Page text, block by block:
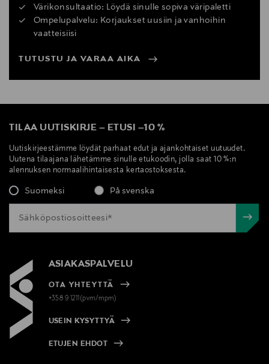
Värikonsultaatio: Löydä sinulle sopiva väripaletti
Ompelupalvelu: Korjaukset uusiin ja vanhoihin
vaatteisiisi
TUTUSTU JA VARAA AIKA
TILAA UUTISKIRJE – ETUSI –10 %
Uutiskirjeestämme löydät parhaat edut ja ajankohtaiset uutuudet.
Uutena tilaajana lähetämme sinulle etukoodin, jolla saat 10 %:n
alennuksen normaalihintaisesta kertaostoksesta.
Suomeksi På svenska
ASIAKASPALVELU
OTA YHTEYTTÄ
+358 9 1211(pvm/mpm)
USEIN KYSYTTYÄ
ETUJEN EHDOT